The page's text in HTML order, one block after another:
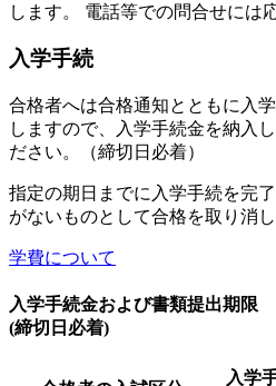
します。 電話等での問合せには
入学手続
合格者へは合格通知とともに入
しますので、入学手続金を納入
ださい。（締切日必着）
指定の期日までに入学手続を完
がないものとして合格を取り消し
学費について
入学手続金および書類提出期限
(締切日必着)
入学